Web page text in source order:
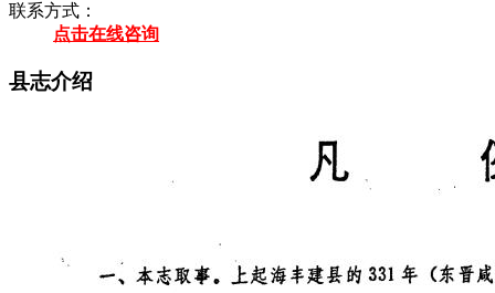
联系方式：
点击在线咨询
县志介绍